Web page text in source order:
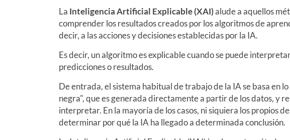
La Inteligencia Artificial Explicable (XAI)alude a aquellos
comprender los resultados creados por los algoritmos de
decir, a las acciones y decisiones establecidas por la IA.
Es decir, un algoritmo es explicable cuando se puede
predicciones o resultados.
De entrada, el sistema habitual de trabajo de la IA se basa en
negra", que es generada directamente a partir de los datos, y
interpretar. En la mayoría de los casos, ni siquiera los propios
determinar por qué la IA ha llegado a determinada conclusión.